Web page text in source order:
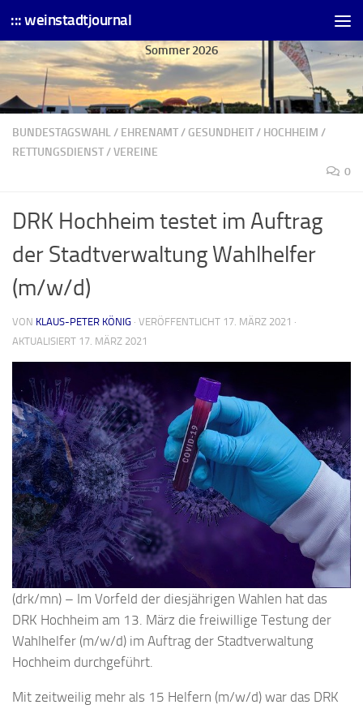
Skip to content
::: weinstadtjournal
Sommer 2026
BUNDESTAGSWAHL/ EHRENAMT/ GESUNDHEIT/ HOCHHEIM /
RETTUNGSDIENST/VEREINE
0
DRK Hochheim testet im Auftrag
der Stadtverwaltung Wahlhelfer
(m/w/d)
VON KLAUS-PETER KÖNIG · VERÖFFENTLICHT 17. MÄRZ 2021 ·
AKTUALISIERT 17. MÄRZ 2021
(drk/mn) – Im Vorfeld der diesjährigen Wahlen hat das
DRK Hochheim am 13. März die freiwillige Testung der
Wahlhelfer (m/w/d) im Auftrag der Stadtverwaltung
Hochheim durchgeführt.
Mit zeitweilig mehr als 15 Helfern (m/w/d) war das DRK